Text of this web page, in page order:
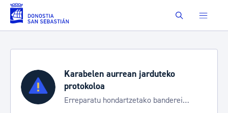
Saut au contenu principal Buscar
Karabelen aurrean jarduteko
protokoloa
Erreparatu hondartzetako banderei